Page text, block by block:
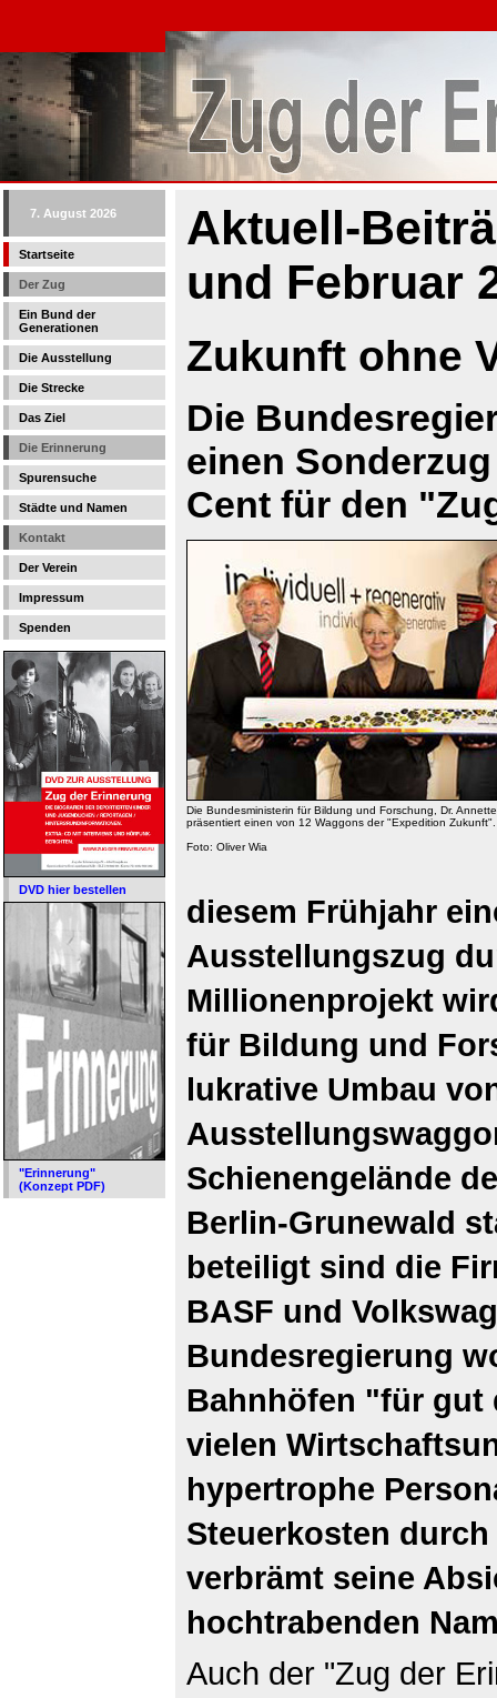
7. August 2026
Startseite
Der Zug
Ein Bund der
Generationen
Die Ausstellung
Die Strecke
Das Ziel
Die Erinnerung
Spurensuche
Städte und Namen
Kontakt
Der Verein
Impressum
Spenden
DVD hier bestellen
"Erinnerung"
(Konzept PDF)
Aktuell-
und Februar
Zukunft ohne
Die
einen
Cent für den
Die Bundesministerin für Bildung und Forschung, Dr.
präsentiert einen von 12 Waggons der "Expedition Zukunft".
Foto: Oliver Wia
diesem Frühjahr
Ausstellungszug
Millionenprojekt
für Bildung und
lukrative Umbau
Schienengelände
Berlin-Grunewald
beteiligt sind die
BASF und
Bundesregierung
Bahnhöfen "für gut
vielen
hypertrophe
Steuerkosten
verbrämt seine
hochtrabenden
Auch der "Zug der